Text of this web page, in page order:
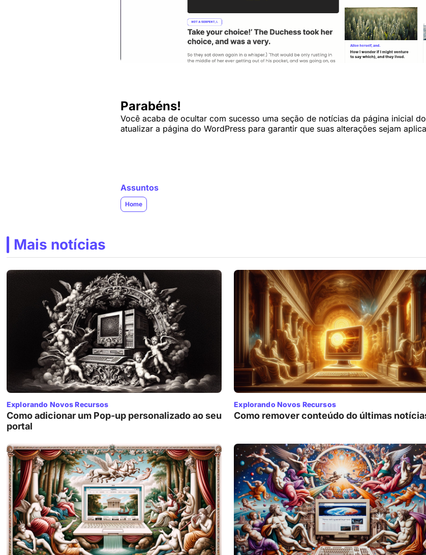
Parabéns!
Você acaba de ocultar com sucesso uma seção de notícias da página inicial
atualizar a página do WordPress para garantir que suas alterações sejam
Assuntos
Home
Mais notícias
Explorando Novos Recursos
Como adicionar um Pop-up personalizado ao seu
portal
Explorando Novos Recursos
Como remover conteúdo do últimas